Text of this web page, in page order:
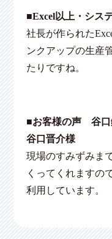
■Excel以上・シス
社長が作られた
ンクアップの生産
たりですね。
■お客様の声 谷
谷口晋介様
現場のすみずみま
くってくれますの
利用しています。